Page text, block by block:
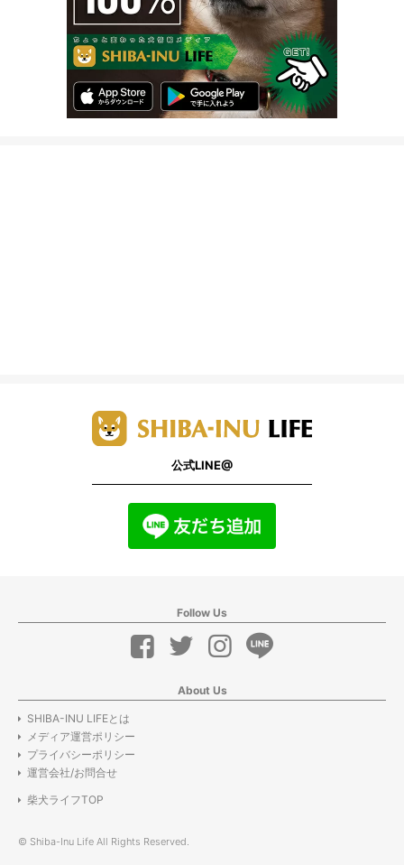
公式LINE@
Follow Us
About Us
SHIBA-INU LIFEとは
メディア運営ポリシー
プライバシーポリシー
運営会社/お問合せ
柴犬ライフTOP
© Shiba-Inu Life All Rights Reserved.